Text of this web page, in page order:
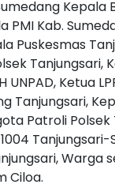
Kepala
PMI Kab.
Puskesmas
Tanjungsari,
UNPAD, Ketua
Tanjungsari,
Patroli Polsek
Tanjungsari-
Warga
Ciloa.